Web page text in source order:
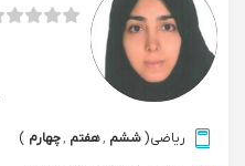
ریاضی(ششم ,هفتم ,چهارم )